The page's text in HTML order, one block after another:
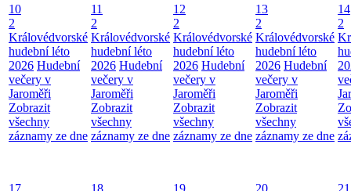
10
2
Královédvorské
hudební léto
2026 Hudební
večery v
Jaroměři
Zobrazit
všechny
záznamy ze dne
11
2
Královédvorské
hudební léto
2026 Hudební
večery v
Jaroměři
Zobrazit
všechny
záznamy ze dne
12
2
Královédvorské
hudební léto
2026 Hudební
večery v
Jaroměři
Zobrazit
všechny
záznamy ze dne
13
2
Královédvorské
hudební léto
2026 Hudební
večery v
Jaroměři
Zobrazit
všechny
záznamy ze dne
14
2